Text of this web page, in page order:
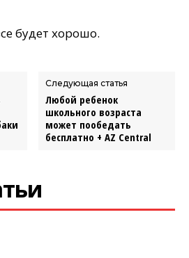
будет хорошо.
Следующая статья
Любой ребенок
школьного возраста
может пообедать
бесплатно + AZ Central